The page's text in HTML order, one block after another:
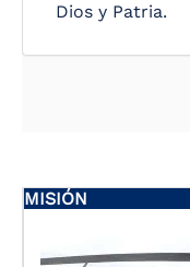
Dios y Patria.
MISIÓN